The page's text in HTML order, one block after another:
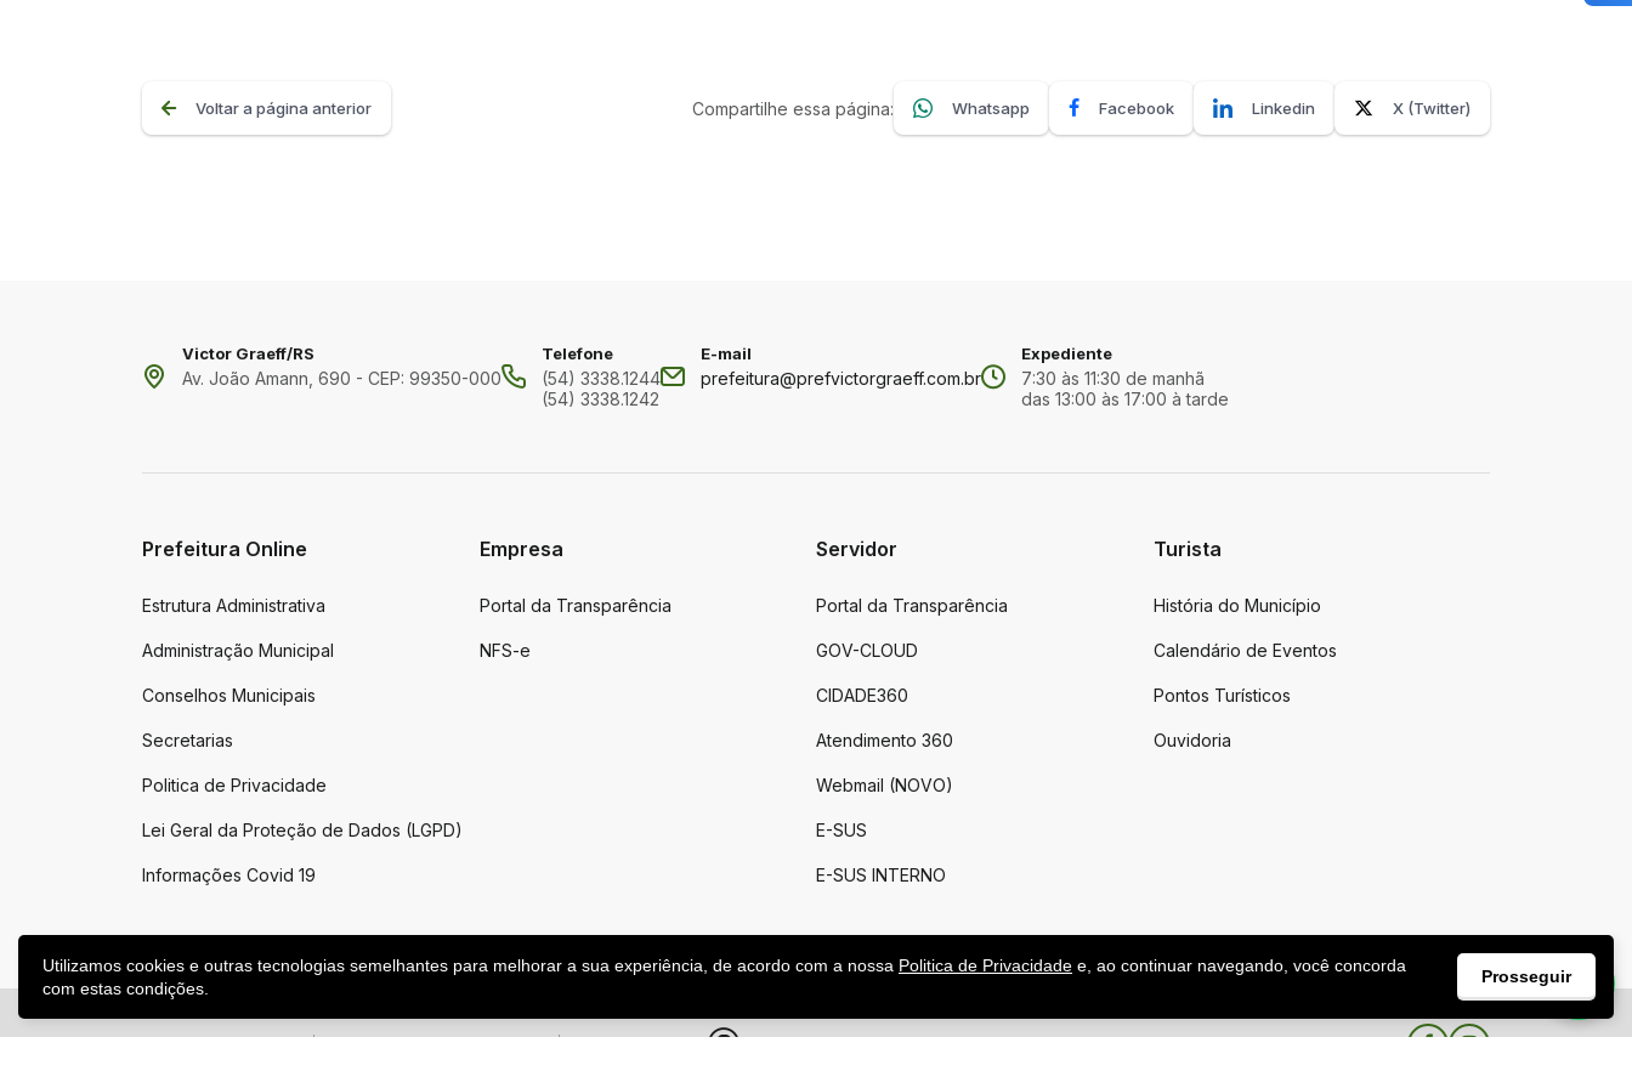
Voltar a página anterior Compartilhe essa página: Whatsapp Facebook Linkedin X (Twitter)
Victor Graeff/RS
Av. João Amann, 690 - CEP: 99350-000
Telefone
(54) 3338.1244
(54) 3338.1242
E-mail
prefeitura@prefvictorgraeff.com.br
Expediente
7:30 às 11:30 de manhã
das 13:00 às 17:00 à tarde
Prefeitura Online
Estrutura Administrativa
Administração Municipal
Conselhos Municipais
Secretarias
Politica de Privacidade
Lei Geral da Proteção de Dados (LGPD)
Informações Covid 19
Empresa
Portal da Transparência
NFS-e
Servidor
Portal da Transparência
GOV-CLOUD
CIDADE360
Atendimento 360
Webmail (NOVO)
E-SUS
E-SUS INTERNO
Turista
História do Município
Calendário de Eventos
Pontos Turísticos
Ouvidoria
Utilizamos cookies e outras tecnologias semelhantes para melhorar a sua experiência, de acordo com a nossa Politica de Privacidade e, ao continuar navegando, você concorda
com estas condições.
Prosseguir